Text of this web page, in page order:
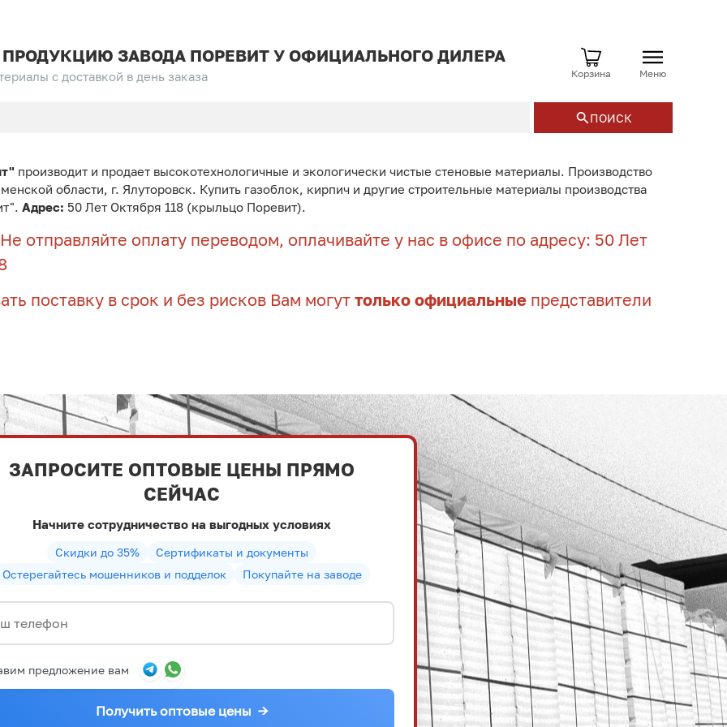
ЗАВОДА ПОРЕВИТ У ОФИЦИАЛЬНОГО ДИЛЕРА
с доставкой в день заказа Корзина Меню
ПОИСК
производит и продает высокотехнологичные и экологически чистые стеновые материалы. Производство
области, г. Ялуторовск. Купить газоблок, кирпич и другие строительные материалы производства
Адрес: 50 Лет Октября 118 (крыльцо Поревит).
отправляйте оплату переводом, оплачивайте у нас в офисе по адресу: 50 Лет
поставку в срок и без рисков Вам могут только официальные представители
ЗАПРОСИТЕ ОПТОВЫЕ ЦЕНЫ ПРЯМО
СЕЙЧАС
Начните сотрудничество на выгодных условиях
Скидки до 35%
Сертификаты и документы
Остерегайтесь мошенников и подделок
Покупайте на заводе
предложение вам
Получить оптовые цены →